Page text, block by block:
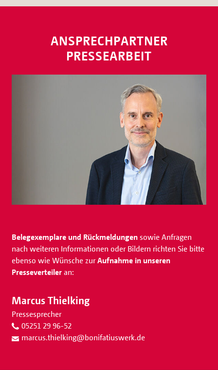
ANSPRECHPARTNER
PRESSEARBEIT
Belegexemplare und Rückmeldungen sowie Anfragen
nach weiteren Informationen oder Bildern richten Sie bitte
ebenso wie Wünsche zurAufnahme in unseren
Presseverteiler an:
Marcus Thielking
Pressesprecher
05251 29 96-52
marcus.thielking@bonifatiuswerk.de